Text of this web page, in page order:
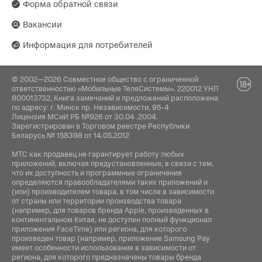
Фильтры:
Пятислойная система фильтрации
Влажная уборка:
Функции:
подсветка рабочей зоны
до 1 часа
Емкость аккумулятора:
2500 mAh
Center, No.6975 Yazhou Road, Dongjiang
Bonded Port Area, Tianjin Pilot Free Trade
Республика Беларусь, Минская область,
Минский район, Боровлянский с/с, 103/3-7,
помещение №7-50, р-н деревни Дроздово
Форма обратной связи
Вакансии
Информация для потребителей
© 2002—2026 Совместное общество с ограниченной
ответственностью «Мобильные ТелеСистемы». 220012 УНП
800013732, Книга замечаний и предложений расположена
по адресу: г. Минск пр. Независимости, 95-4
Лицензия МСиИ РБ №926 от 30.04 .2004.
Зарегистрирован в Торговом реестре Республики
Беларусь № 158398 от 14.05.2012
МТС как продавец не гарантирует работу любых
приложений, включая предустановленные, в связи с тем,
что их доступность и программные ограничения
определяются правообладателями таких приложений и
(или) производителем товара, в том числе в зависимости
от страны или территории производства товара
(например, для товаров бренда Apple, произведенных в
континентальном Китае, не доступен полный функционал
приложения FaceTime) или региона, для которого
произведен товар (например, приложение Samsung Pay
имеет особенности использования в зависимости от
региона, для которого предназначены товары бренда